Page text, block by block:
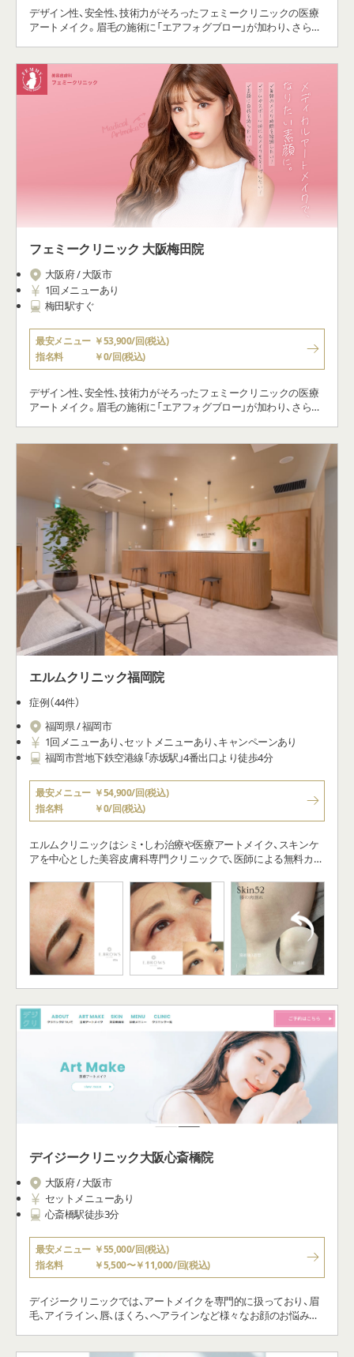
デザイン性、安全性、技術力がそろったフェミークリニックの医療
アートメイク。眉毛の施術に「エアフォグブロー」が加わり、さらに
フェミークリニック 大阪梅田院
大阪府 / 大阪市
1回メニューあり
梅田駅すぐ
最安メニュー ￥53,900/回(税込)
指名料
￥0/回(税込)
デザイン性、安全性、技術力がそろったフェミークリニックの医療
アートメイク。眉毛の施術に「エアフォグブロー」が加わり、さらに
エルムクリニック福岡院
症例（44件）
福岡県 / 福岡市
1回メニューあり、セットメニューあり、キャンペーンあり
福岡市営地下鉄空港線「赤坂駅」4番出口より徒歩4分
最安メニュー ￥54,900/回(税込)
指名料
￥0/回(税込)
エルムクリニックはシミ・しわ治療や医療アートメイク、スキンケ
アを中心とした美容皮膚科専門クリニックで、医師による無料カウ
不安をしっかりと聴き、「お肌の専門家」として、患者さま一人ひと
りに合わせた治療をご提案しています。
デイジークリニック大阪心斎橋院
大阪府 / 大阪市
セットメニューあり
心斎橋駅徒歩3分
最安メニュー ￥55,000/回(税込)
指名料
￥5,500〜￥11,000/回(税込)
デイジークリニックでは、アートメイクを専門的に扱っており、眉
毛、アイライン、唇、ほくろ、へアラインなど様々なお顔のお悩みを